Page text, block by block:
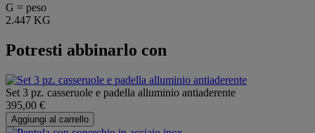
G = peso
2.447 KG
Potresti abbinarlo con
Set 3 pz. casseruole e padella alluminio antiaderente
395,00 €
Aggiungi al carrello